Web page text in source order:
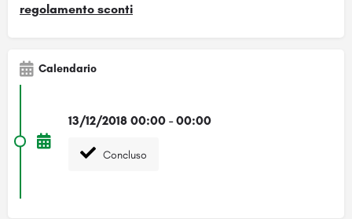
regolamento sconti
Calendario
13/12/2018 00:00 - 00:00
Concluso